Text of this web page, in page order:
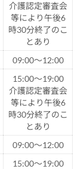
介護認定審査会
等により午後6
時30分終了のこ
とあり
09:00～12:00
15:00～19:00
介護認定審査会
等により午後6
時30分終了のこ
とあり
09:00～12:00
15:00～19:00